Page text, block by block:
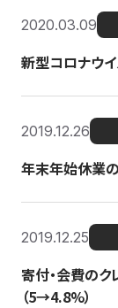
2020.03.09
新型コロナウ
2019.12.26
年末年始休業
2019.12.25
寄付・会費の
（5→4.8%）